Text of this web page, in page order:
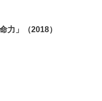
力」（2018）